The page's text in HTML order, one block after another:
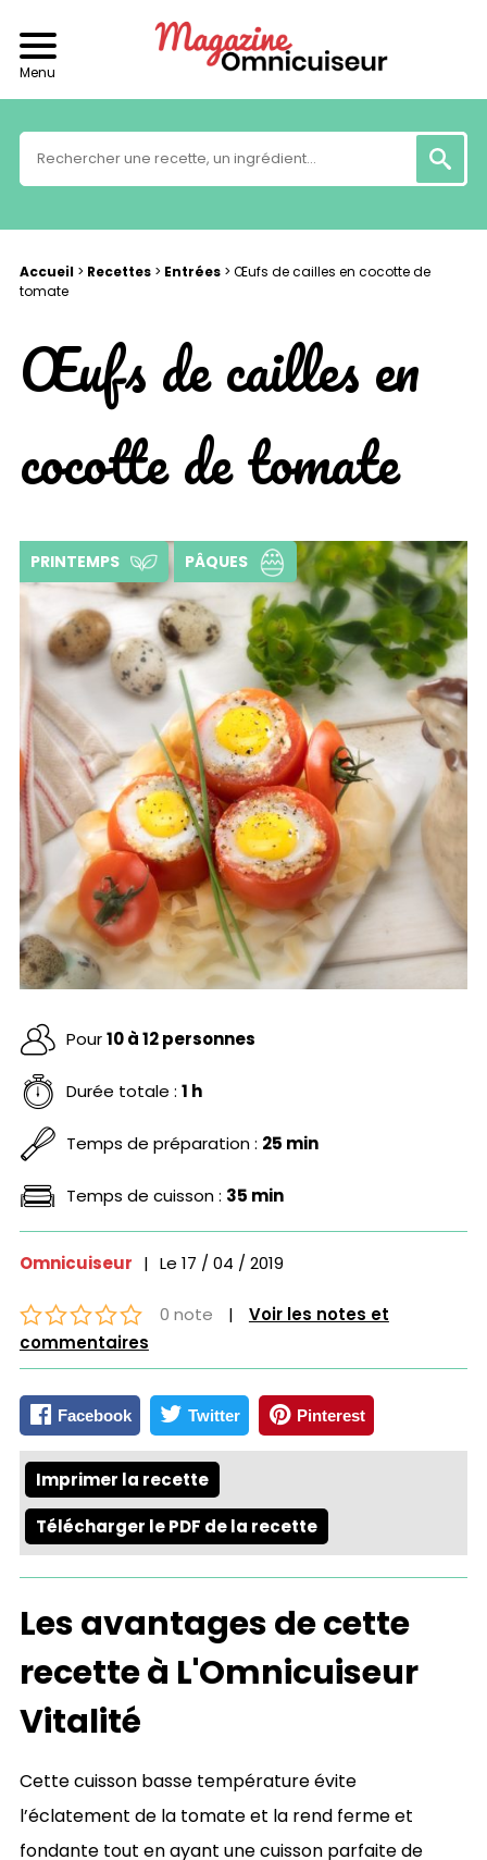
Menu
Accueil> Recettes> Entrées> Œufs de cailles en cocotte de
tomate
Œufs de cailles en
cocotte de tomate
PRINTEMPS PÂQUES
Pour10 à 12 personnes
Durée totale : 1 h
Temps de préparation : 25 min
Temps de cuisson : 35 min
Omnicuiseur | Le 17 / 04 / 2019
0 note |
Voir les notes et
commentaires
Facebook Twitter Pinterest
Imprimer la recette
Télécharger le PDF de la recette
Les avantages de cette
recette à L'Omnicuiseur
Vitalité
Cette cuisson basse température évite
l’éclatement de la tomate et la rend ferme et
fondante tout en ayant une cuisson parfaite de